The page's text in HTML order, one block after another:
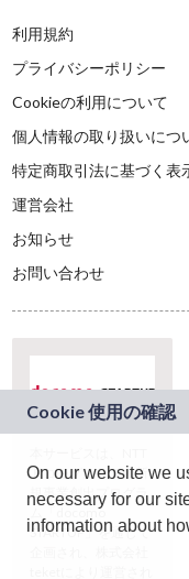
利用規約
プライバシーポリシー
Cookieの利用について
個人情報の取り扱いにつ
特定商取引法に基づく表
運営会社
お知らせ
お問い合わせ
ドコモグループの新
規事業創出プログラ
ム「docomo
STARTUP」を通じて
On our website we
necessary for our
information about